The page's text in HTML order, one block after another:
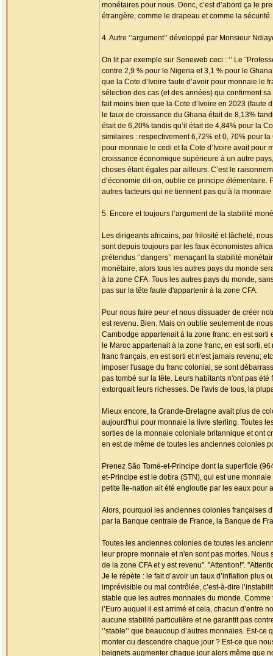
monétaires pour nous. Donc, c’est d’abord ça le
étrangère, comme le drapeau et comme la
4. Autre ‘’argument’’ développé par Monsieur
On lit par exemple sur Seneweb ceci : ‘’ Le
contre 2,9 % pour le Nigeria et 3,1 % pour le
que la Cote d’Ivoire faute d’avoir pour monnaie le
sélection des cas (et des années) qui confirment
fait moins bien que la Cote d’Ivoire en 2023 (faute
le taux de croissance du Ghana était de 8,13%
était de 6,20% tandis qu’il était de 4,84% pour la
similaires : respectivement 6,72% et 0, 70% pour
pour monnaie le cedi et la Cote d’Ivoire avait pour
croissance économique supérieure à un autre
choses étant égales par ailleurs. C’est le
d’économie dit-on, oublie ce principe
autres facteurs qui ne tiennent pas qu’à la
5. Encore et toujours l’argument de la stabilité
Les dirigeants africains, par frilosité et lâcheté,
sont depuis toujours par les faux économistes
prétendus ‘’dangers’’ menaçant la stabilité
monétaire, alors tous les autres pays du monde
à la zone CFA. Tous les autres pays du monde,
pas sur la tête faute d'appartenir à la zone CFA.
Pour nous faire peur et nous dissuader de créer
est revenu. Bien. Mais on oublie seulement de
Cambodge appartenait à la zone franc, en est
le Maroc appartenait à la zone franc, en est sorti,
franc français, en est sorti et n'est jamais revenu;
imposer l'usage du franc colonial, se sont
pas tombé sur la tête. Leurs habitants n'ont pas
extorquait leurs richesses. De l'avis de tous, la
Mieux encore, la Grande-Bretagne avait plus de
aujourd'hui pour monnaie la livre sterling. Toutes
sorties de la monnaie coloniale britannique et ont
en est de même de toutes les anciennes colonies
Prenez São Tomé-et-Principe dont la superficie
et-Principe est le dobra (STN), qui est une
petite île-nation ait été engloutie par les eaux pour
Alors, pourquoi les anciennes colonies françaises
par la Banque centrale de France, la Banque de
Toutes les anciennes colonies de toutes les
leur propre monnaie et n'en sont pas mortes.
de la zone CFA et y est revenu''. ''Attention!''.
Je le répète : le fait d’avoir un taux d’inflation plus
imprévisible ou mal contrôlée, c’est-à-dire
stable que les autres monnaies du monde.
l’Euro auquel il est arrimé et cela, chacun d’entre
aucune stabilité particulière et ne garantit pas
‘’stable’’ que beaucoup d’autres monnaies. Est-
monter ou descendre chaque jour ? Est-ce que
beignets augmenter chaque jour alors même que